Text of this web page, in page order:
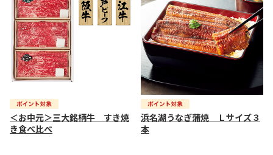
＜お中元＞三大銘柄牛 すき焼
き食べ比べ
浜名湖うなぎ蒲焼 Ｌサイズ３
本